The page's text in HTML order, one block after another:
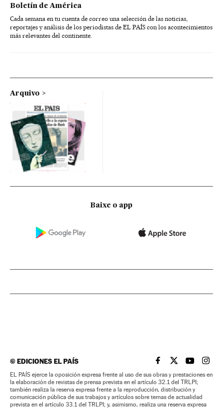
Boletín de América
Cada semana en tu cuenta de correo una selección de las noticias,
reportajes y análisis de los periodistas de EL PAÍS con los acontecimientos
más relevantes del continente.
Arquivo
Baixe o app
©EDICIONES EL PAÍS EL PAÍS BRASIL EN
EL PAÍSEL PAÍS
EL
EL PAÍS ejerce la oposición expresa frente al uso de sus obras y prestaciones en
la elaboración de revistas de prensa prevista en el artículo 32.1 del TRLPI;
también realiza la reserva expresa frente a la reproducción, distribución y
comunicación pública de sus trabajos y artículos sobre temas de actualidad
prevista en el artículo 33.1 del TRLPI; y, asimismo, realiza una reserva expresa